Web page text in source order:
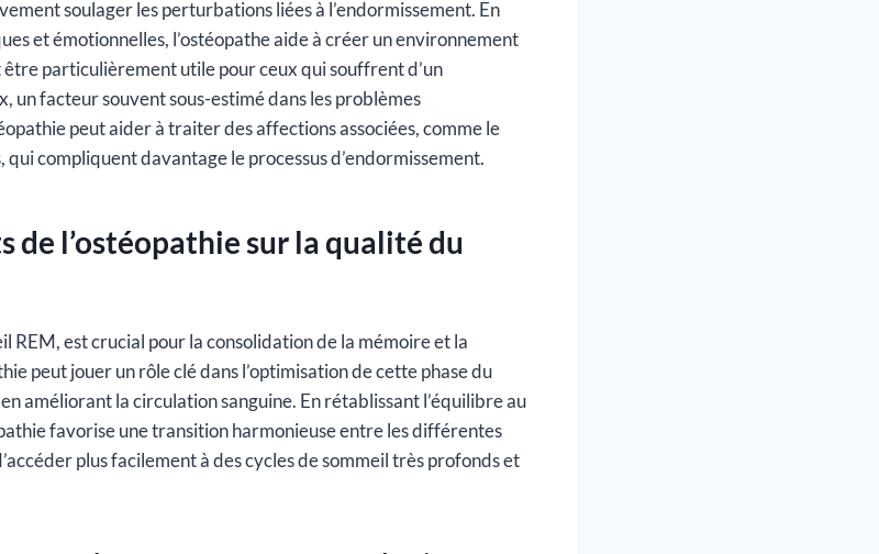
soulager les perturbations liées à l’endormissement. En
et émotionnelles, l’ostéopathe aide à créer un environnement
particulièrement utile pour ceux qui souffrent d’un
un facteur souvent sous-estimé dans les problèmes
peut aider à traiter des affections associées, comme le
qui compliquent davantage le processus d’endormissement.
de l’ostéopathie sur la qualité du
REM, est crucial pour la consolidation de la mémoire et la
peut jouer un rôle clé dans l’optimisation de cette phase du
améliorant la circulation sanguine. En rétablissant l’équilibre au
favorise une transition harmonieuse entre les différentes
plus facilement à des cycles de sommeil très profonds et